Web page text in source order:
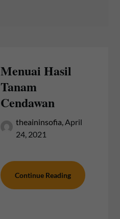
Menuai Hasil
Tanam
Cendawan
theaininsofia,April
24, 2021
Continue Reading